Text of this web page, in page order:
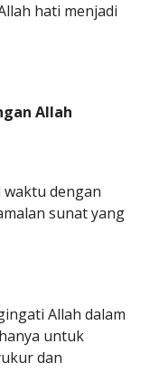
hati menjadi
Allah
dengan
sunat yang
Allah dalam
untuk
dan